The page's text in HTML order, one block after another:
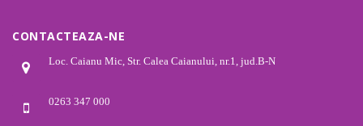
CONTACTEAZA-NE
Loc. Caianu Mic, Str. Calea Caianului, nr.1, jud.B-N
0263 347 000